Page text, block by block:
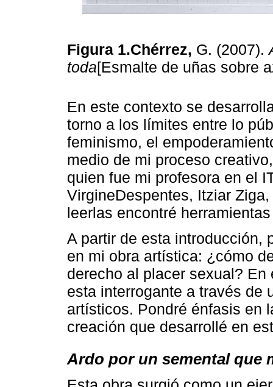
Figura 1.Chérrez, G. (2007).
toda[Esmalte de uñas sobre
En este contexto se
torno a los límites entre lo
feminismo, el
medio de mi proceso
quien fue mi profesora en el
VirgineDespentes, Itziar
leerlas encontré
A partir de esta introducción,
en mi obra artística: ¿cómo
derecho al placer sexual?
esta interrogante a través de
artísticos. Pondré énfasis en
creación que desarrollé en
Ardo por un semental que